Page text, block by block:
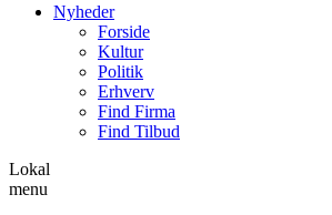
Nyheder
Forside
Kultur
Politik
Erhverv
Find Firma
Find Tilbud
Lokal
menu